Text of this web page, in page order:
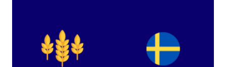
Peso Bruto
1.255